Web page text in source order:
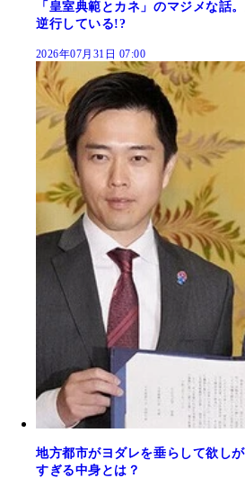
「皇室典範とカネ」のマジメな話
逆行している!?
2026年07月31日 07:00
地方都市がヨダレを垂らして欲し
すぎる中身とは？